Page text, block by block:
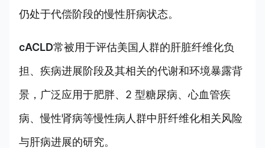
仍处于代偿阶段的慢性肝病状态。
cACLD常被用于评估美国人群的肝脏纤维化负
担、疾病进展阶段及其相关的代谢和环境暴露背
景，广泛应用于肥胖、2 型糖尿病、心血管疾
病、慢性肾病等慢性病人群中肝纤维化相关风险
与肝病进展的研究。